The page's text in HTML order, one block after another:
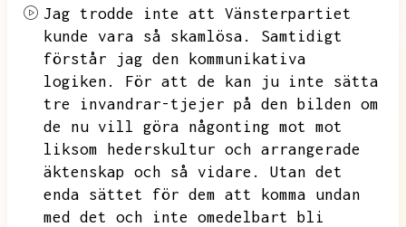
Jag trodde inte att Vänsterpartiet
kunde vara så skamlösa.
Samtidigt
förstår jag den kommunikativa
logiken.
För att de kan ju inte sätta
tre invandrar-tjejer på den bilden om
de nu vill göra någonting mot mot
liksom hederskultur och arrangerade
äktenskap och så vidare.
Utan det
enda sättet för dem att komma undan
med det och inte omedelbart bli